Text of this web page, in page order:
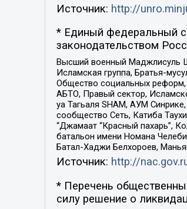
Источник: http://
* Единый федеральный
законодательством
Высший военный Маджлисуль
Исламская группа, Братья-
Общество социальных
АБТО, Правый сектор,
уа Тагьаля SHAM, АУМ
сообщество Сеть, Катиба
“Джамаат “Красный пахарь”,
батальон имени Номана
Батал-Хаджи Белхороев,
Источник: http://
* Перечень
силу решение о